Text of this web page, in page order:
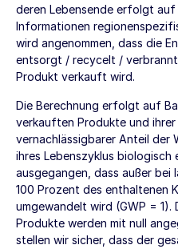
deren Lebensende erfolgt
Informationen
wird angenommen, dass die
entsorgt / recycelt / verbrannt
Produkt verkauft wird.
Die Berechnung erfolgt auf
verkauften Produkte und
vernachlässigbarer Anteil der
ihres Lebenszyklus
ausgegangen, dass außer
100 Prozent des enthaltenen
umgewandelt wird (GWP =
Produkte werden mit null
stellen wir sicher, dass der